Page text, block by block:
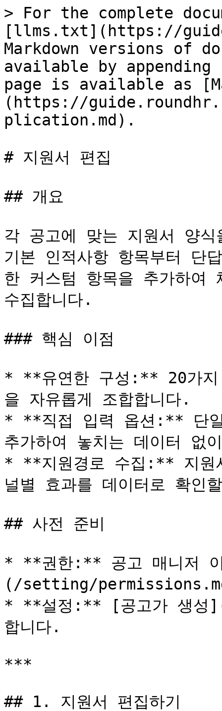
> For the complete
[llms.txt](https://
Markdown versions of
available by
page is available as
(https://
plication.md).
# 지원서 편집
## 개요
각 공고에 맞는 지원서 양
기본 인적사항 항목부터
한 커스텀 항목을 추가하여
수집합니다.
### 핵심 이점
* **유연한 구성:** 20가지
을 자유롭게 조합합니다.
* **직접 입력 옵션:** 단
추가하여 놓치는 데이터 없
* **지원경로 수집:** 지원
널별 효과를 데이터로 확인
## 사전 준비
* **권한:** 공고 매니저
(/setting/
* **설정:** [공고가 생성
합니다.
***
## 1. 지원서 편집하기